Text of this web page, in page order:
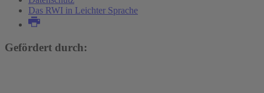
Das RWI in Leichter Sprache
Gefördert durch: